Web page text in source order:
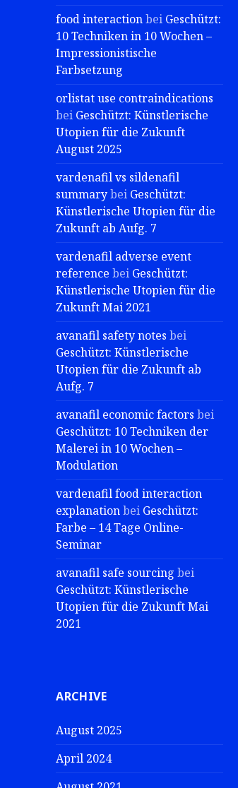
food interactionbei Geschützt:
10 Techniken in 10 Wochen –
Impressionistische
Farbsetzung
orlistat use contraindications
bei Geschützt: Künstlerische
Utopien für die Zukunft
August 2025
vardenafil vs sildenafil
summarybei Geschützt:
Künstlerische Utopien für die
Zukunft ab Aufg. 7
vardenafil adverse event
reference bei Geschützt:
Künstlerische Utopien für die
Zukunft Mai 2021
avanafil safety notes bei
Geschützt: Künstlerische
Utopien für die Zukunft ab
Aufg. 7
avanafil economic factors bei
Geschützt: 10 Techniken der
Malerei in 10 Wochen –
Modulation
vardenafil food interaction
explanationbei Geschützt:
Farbe – 14 Tage Online-
Seminar
avanafil safe sourcing bei
Geschützt: Künstlerische
Utopien für die Zukunft Mai
2021
ARCHIVE
August 2025
April 2024